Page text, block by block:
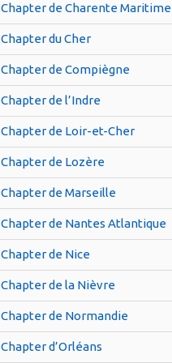
Chapter de Charente Maritime
Chapter du Cher
Chapter de Compiègne
Chapter de l’Indre
Chapter de Loir-et-Cher
Chapter de Lozère
Chapter de Marseille
Chapter de Nantes Atlantique
Chapter de Nice
Chapter de la Nièvre
Chapter de Normandie
Chapter d’Orléans